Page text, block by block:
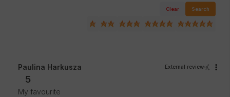
Clear Search
Paulina Harkusza External review
5
My favourite